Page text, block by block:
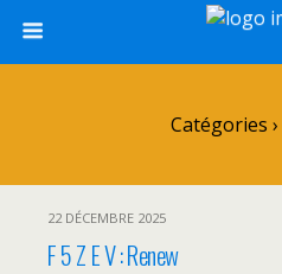
Catégories ›
22 DÉCEMBRE 2025
F 5 Z E V : Renew